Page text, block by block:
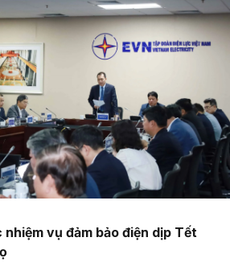
vụ đảm bảo điện dịp Tết